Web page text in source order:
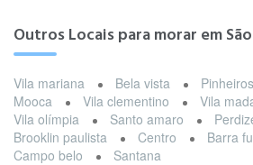
Outros Locais para morar em
Vila mariana Bela vista Pinheiros
Mooca
Vila clementino
Vila
Vila olímpia
Santo amaro
Brooklin paulista
Centro
Barra
Campo belo
Santana